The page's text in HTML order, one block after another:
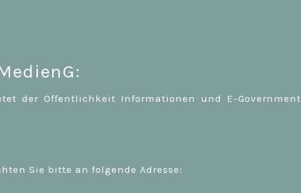
der Öffentlichkeit Informationen und E-
Sie bitte an folgende Adresse: